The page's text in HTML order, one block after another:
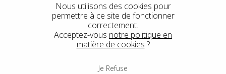
Danemark: jusqu'à 4 jours ouvrables
Émirats arabes unis: jusqu'à 5 jours ouvrables
Espagne: jusqu'à 4 jours ouvrables
Nous utilisons des cookies pour
permettre à ce site de fonctionner
correctement.
Acceptez-vous notre politique en
matière de cookies ?
Je Refuse